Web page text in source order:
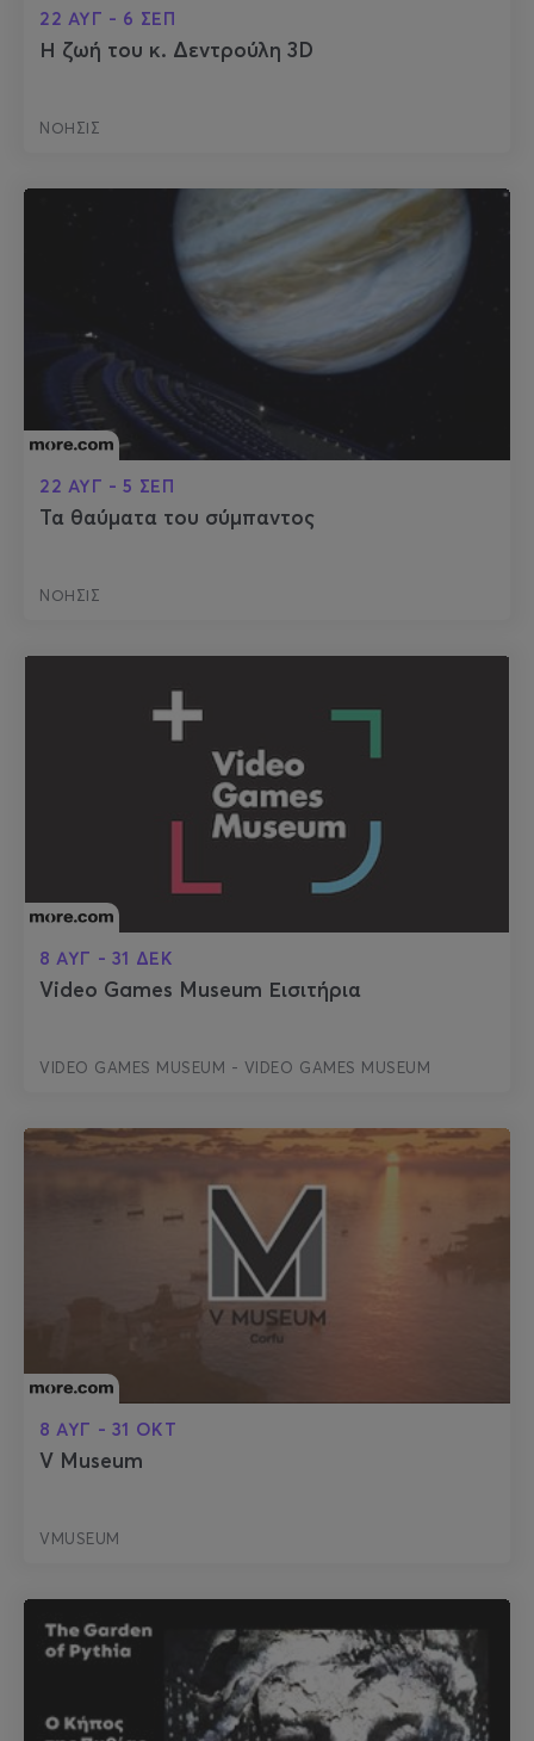
22 ΑΥΓ - 6 ΣΕΠ
Η ζωή του κ. Δεντρούλη 3D
ΝΟΗΣΙΣ
22 ΑΥΓ - 5 ΣΕΠ
Τα θαύματα του σύμπαντος
ΝΟΗΣΙΣ
8 ΑΥΓ - 31 ΔΕΚ
Video Games Museum Εισιτήρια
VIDEO GAMES MUSEUM - VIDEO GAMES MUSEUM
8 ΑΥΓ - 31 ΟΚΤ
V Museum
VMUSEUM